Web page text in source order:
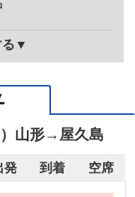
る▼
山形→ 屋久島
発 到着 空席